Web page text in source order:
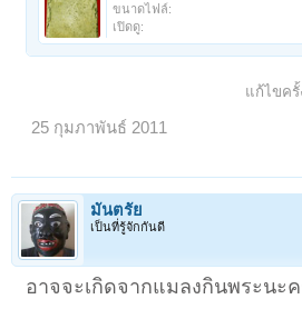
ขนาดไฟล์:
เปิดดู:
แก้ไขค
25 กุมภาพันธ์ 2011
มันตรัย
เป็นที่รู้จักกันดี
อาจจะเกิดจากแมลงกินพระนะ